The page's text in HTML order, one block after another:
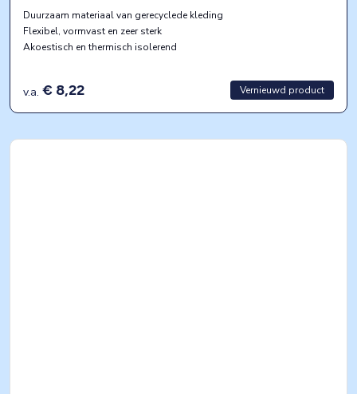
Duurzaam materiaal van gerecyclede kleding
Flexibel, vormvast en zeer sterk
Akoestisch en thermisch isolerend
Vernieuwd product
v.a. € 8,22